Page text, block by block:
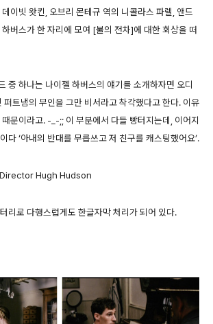
이빗 왓킨, 오브리 몬테규 역의 니콜라스 파렐, 앤드
버스가 한 자리에 모여 [불의 전차]에 대한 회상을 떠
중 하나는 나이젤 하버스의 얘기를 소개하자면 오디
퍼트냄의 부인을 그만 비서라고 착각했다고 한다. 이유
문이라고. -_-;; 이 부분에서 다들 빵터지는데, 이어지
다 ‘아내의 반대를 무릅쓰고 저 친구를 캐스팅했어요’.
Hugh Hudson
리로 다행스럽게도 한글자막 처리가 되어 있다.